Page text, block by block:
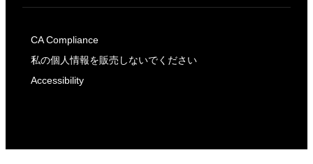
CA Compliance
私の個人情報を販売しないでください
Accessibility